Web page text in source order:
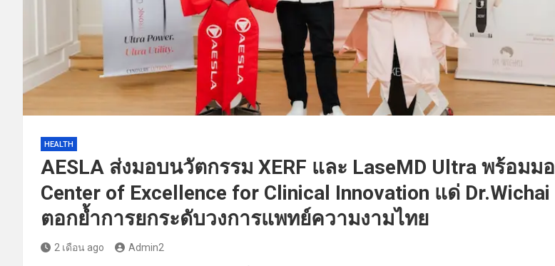
HEALTH
AESLA ส่งมอบนวัตกรรม XERF และ LaseMD Ultra พร้อมม
Center of Excellence for Clinical Innovation แด่ Dr.Wichai
ตอกย้ำการยกระดับวงการแพทย์ความงามไทย
2 เดือน ago Admin2